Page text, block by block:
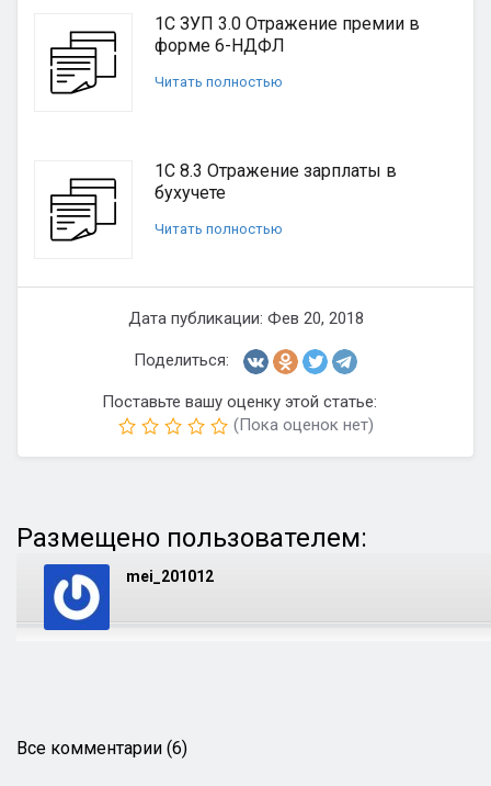
1С ЗУП 3.0 Отражение премии в
форме 6-НДФЛ
Читать полностью
1С 8.3 Отражение зарплаты в
бухучете
Читать полностью
Дата публикации: Фев 20, 2018
Поделиться:
Поставьте вашу оценку этой статье:
(Пока оценок нет)
Размещено пользователем:
mei_201012
Все комментарии (6)